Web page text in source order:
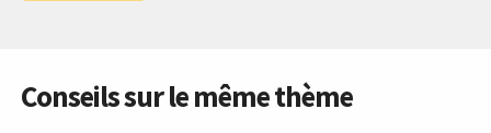
Conseils sur le même thème